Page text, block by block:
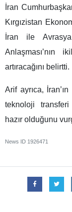
İran
Kırgızistan
İran ile
Anlaşması’nın
artıracağını belirtti.
Arif ayrıca,
teknoloji transferi
hazır olduğunu
News ID 1926471